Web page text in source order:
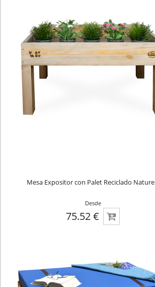
Mesa Expositor con Palet Reciclado Nature
Desde
75.52 €